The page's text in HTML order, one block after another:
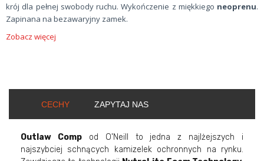
krój dla pełnej swobody ruchu. Wykończenie z miękkiego neoprenu.
Zapinana na bezawaryjny zamek.
Zobacz więcej
CECHY ZAPYTAJ NAS
Outlaw Compod O'Neill to jedna z najlżejszych i
najszybciej schnących kamizelek ochronnych na rynku.